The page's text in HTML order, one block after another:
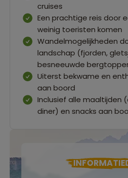
cruises
Een prachtige reis door
weinig toeristen komen
Wandelmogelijkheden
landschap (fjorden,
besneeuwde
Uiterst bekwame en
aan boord
Inclusief alle maaltijden
diner) en snacks aan